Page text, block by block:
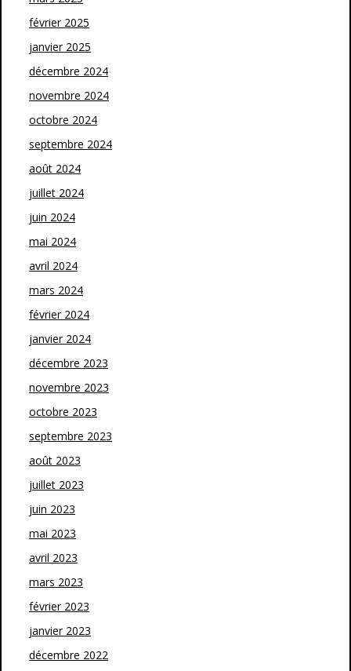
février 2025
janvier 2025
décembre 2024
novembre 2024
octobre 2024
septembre 2024
août 2024
juillet 2024
juin 2024
mai 2024
avril 2024
mars 2024
février 2024
janvier 2024
décembre 2023
novembre 2023
octobre 2023
septembre 2023
août 2023
juillet 2023
juin 2023
mai 2023
avril 2023
mars 2023
février 2023
janvier 2023
décembre 2022